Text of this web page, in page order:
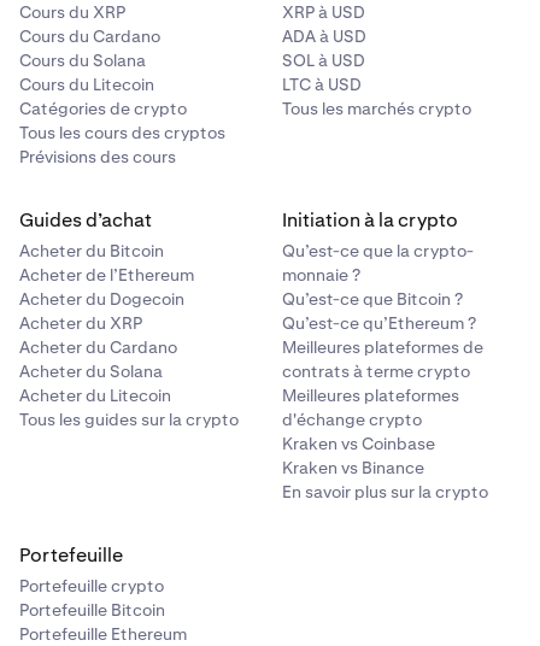
Cours du XRP
Cours du Cardano
Cours du Solana
Cours du Litecoin
Catégories de crypto
Tous les cours des cryptos
Prévisions des cours
XRP à USD
ADA à USD
SOL à USD
LTC à USD
Tous les marchés crypto
Guides d’achat
Acheter du Bitcoin
Acheter de l’Ethereum
Acheter du Dogecoin
Acheter du XRP
Acheter du Cardano
Acheter du Solana
Acheter du Litecoin
Tous les guides sur la crypto
Initiation à la crypto
Qu’est-ce que la crypto-
monnaie ?
Qu’est-ce que Bitcoin ?
Qu’est-ce qu’Ethereum ?
Meilleures plateformes de
contrats à terme crypto
Meilleures plateformes
d'échange crypto
Kraken vs Coinbase
Kraken vs Binance
En savoir plus sur la crypto
Portefeuille
Portefeuille crypto
Portefeuille Bitcoin
Portefeuille Ethereum